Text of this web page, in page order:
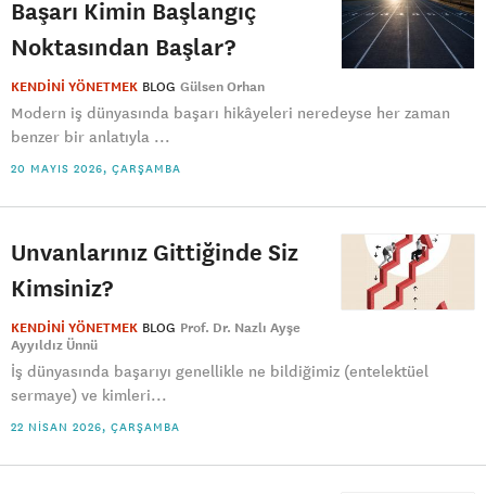
Başarı Kimin Başlangıç
Noktasından Başlar?
KENDİNİ YÖNETMEK BLOG Gülsen Orhan
Modern iş dünyasında başarı hikâyeleri neredeyse her zaman
benzer bir anlatıyla ...
20 MAYIS 2026, ÇARŞAMBA
Unvanlarınız Gittiğinde Siz
Kimsiniz?
KENDİNİ YÖNETMEK BLOG Prof. Dr. Nazlı Ayşe
Ayyıldız Ünnü
İş dünyasında başarıyı genellikle ne bildiğimiz (entelektüel
sermaye) ve kimleri...
22 NISAN 2026, ÇARŞAMBA